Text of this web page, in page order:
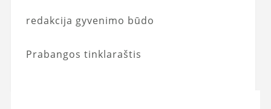
redakcija gyvenimo būdo
Prabangos tinklaraštis